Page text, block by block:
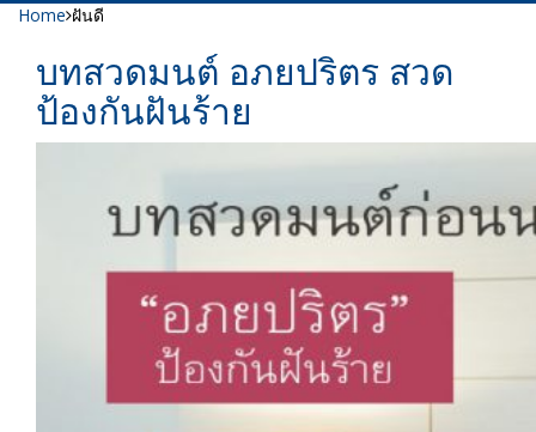
Home ฝันดี
บทสวดมนต์ อภยปริตร สวด
ป้องกันฝันร้าย